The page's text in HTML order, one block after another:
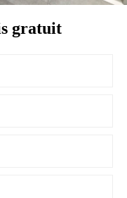
gratuit